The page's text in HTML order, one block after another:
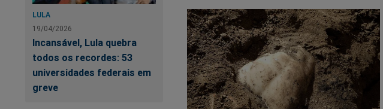
LULA
19/04/2026
Incansável, Lula quebra
todos os recordes: 53
universidades federais em
greve
macabras manobras contra o povo? Seus
O que Caxias estaria achando se vivo fosse
Militar de qualquer país do mundo?